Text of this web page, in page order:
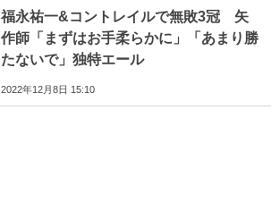
福永祐一&コントレイルで無敗3冠 矢
作師「まずはお手柔らかに」「あまり勝
たないで」独特エール
2022年12月8日 15:10